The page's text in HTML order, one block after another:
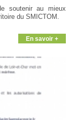
soutenir au mieux
du SMICTOM.
En savoir +